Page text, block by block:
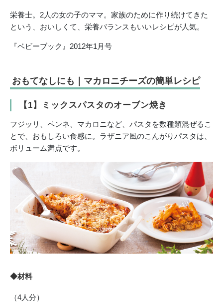
栄養士。2人の女の子のママ。家族のために作り続けてきた
という、おいしくて、栄養バランスもいいレシピが人気。
『ベビーブック』2012年1月号
おもてなしにも｜マカロニチーズの簡単レシピ
【1】ミックスパスタのオーブン焼き
フジッリ、ペンネ、マカロニなど、パスタを数種類混ぜるこ
とで、おもしろい食感に。ラザニア風のこんがりパスタは、
ボリューム満点です。
◆材料
（4人分）